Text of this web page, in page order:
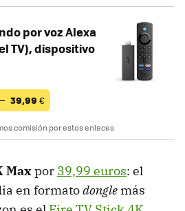
por voz Alexa
TV), dispositivo
39,99 €
comisión por estos enlaces
Maxpor 39,99 euros: el
en formatodongle más